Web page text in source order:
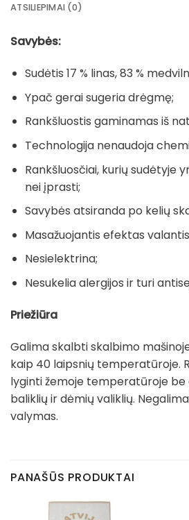
ATSILIEPIMAI (0)
Savybės:
Sudėtis 17 % linas, 83 %
Ypač gerai sugeria drėgmę;
Rankšluostis gaminamas iš
Technologija nenaudoja
Rankšluosčiai, kurių sudėtyje
nei įprasti;
Savybės atsiranda po kelių
Masažuojantis efektas
Nesielektrina;
Nesukelia alergijos ir turi
Priežiūra
Galima skalbti skalbimo
kaip 40 laipsnių temperatūroje.
lyginti žemoje temperatūroje be
baliklių ir dėmių valiklių.
valymas.
PANAŠŪS PRODUKTAI